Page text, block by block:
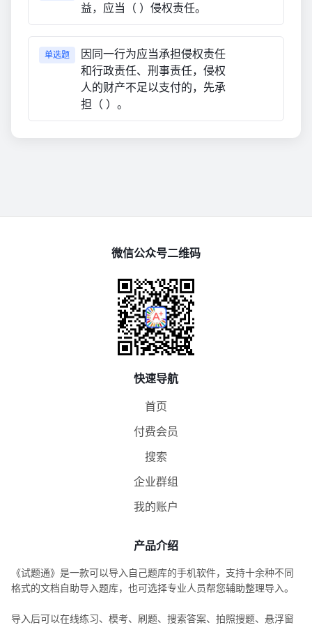
益，应当（ ）侵权责任。
单选题
因同一行为应当承担侵权责任
和行政责任、刑事责任，侵权
人的财产不足以支付的，先承
担（ ）。
微信公众号二维码
快速导航
首页
付费会员
搜索
企业群组
我的账户
产品介绍
《试题通》是一款可以导入自己题库的手机软件，支持十余种不同
格式的文档自助导入题库，也可选择专业人员帮您辅助整理导入。
导入后可以在线练习、模考、刷题、搜索答案、拍照搜题、悬浮窗